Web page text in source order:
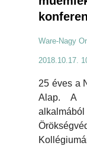
Ware-Nagy
2018.10.17.
25 éves a
Alap. A